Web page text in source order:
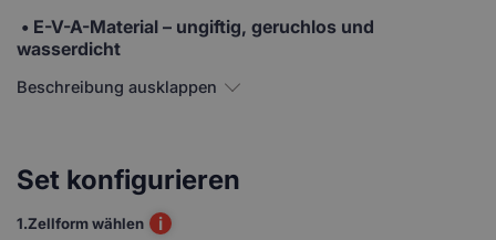
• E-V-A-Material – ungiftig, geruchlos und
wasserdicht
Beschreibung ausklappen
Set konfigurieren
1.Zellform wählen i